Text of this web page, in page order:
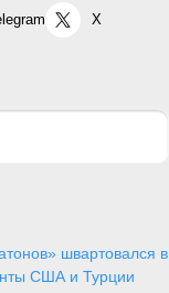
X
швартовался в
США и Турции